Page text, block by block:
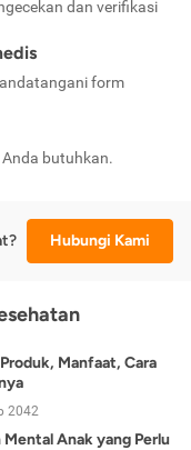
dan verifikasi
form
butuhkan.
Hubungi Kami
Manfaat, Cara
2042
Anak yang Perlu